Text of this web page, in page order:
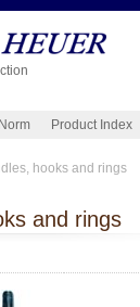
Norm Product Index
hooks and rings
and rings